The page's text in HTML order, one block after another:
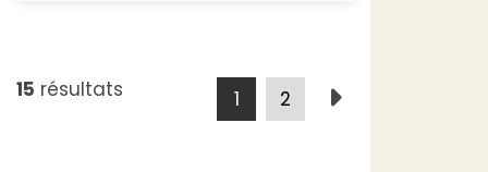
15 résultats 1 2